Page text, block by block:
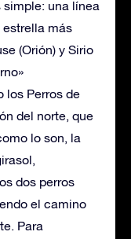
simple: una línea
estrella más
(Orión) y Sirio
los Perros de
del norte, que
lo son, la
dos perros
el camino
Para